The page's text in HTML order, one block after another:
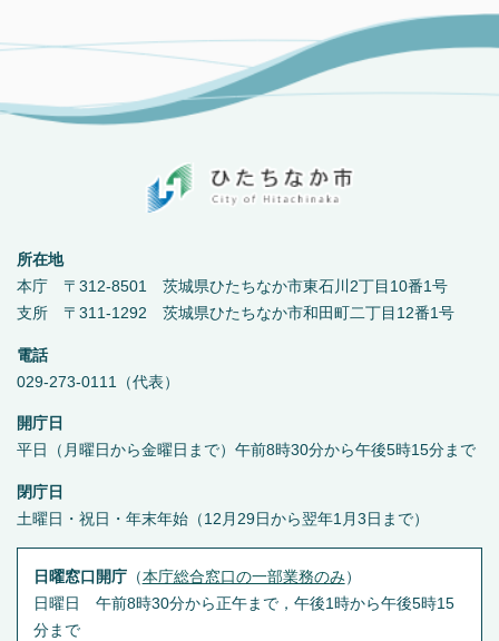
所在地
本庁 〒312-8501 茨城県ひたちなか市東石川2丁目10番1号
支所 〒311-1292 茨城県ひたちなか市和田町二丁目12番1号
電話
029-273-0111（代表）
開庁日
平日（月曜日から金曜日まで）午前8時30分から午後5時15分まで
閉庁日
土曜日・祝日・年末年始（12月29日から翌年1月3日まで）
日曜窓口開庁（本庁総合窓口の一部業務のみ ）
日曜日 午前8時30分から正午まで，午後1時から午後5時15
分まで